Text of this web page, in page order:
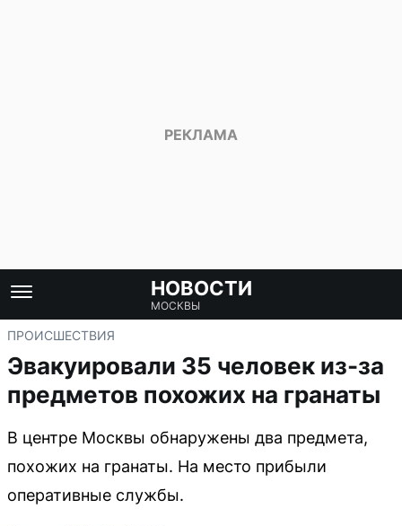
НОВОСТИ
МОСКВЫ
ПРОИСШЕСТВИЯ
Эвакуировали 35 человек из-за
предметов похожих на гранаты
В центре Москвы обнаружены два предмета,
похожих на гранаты. На место прибыли
оперативные службы.